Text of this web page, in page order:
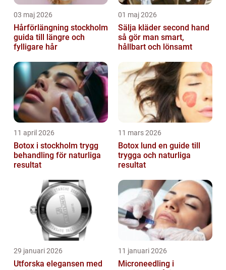
03 maj 2026
Hårförlängning stockholm
guida till längre och
fylligare hår
01 maj 2026
Sälja kläder second hand
så gör man smart,
hållbart och lönsamt
11 april 2026
Botox i stockholm trygg
behandling för naturliga
resultat
11 mars 2026
Botox lund en guide till
trygga och naturliga
resultat
29 januari 2026
Utforska elegansen med
11 januari 2026
Microneedling i